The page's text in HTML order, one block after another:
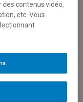
et camps de
des contenus vidéo,
etc. Vous